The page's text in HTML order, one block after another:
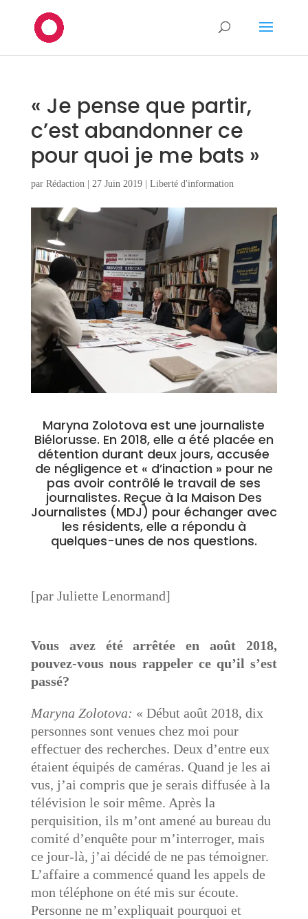
« Je pense que partir,
c’est abandonner ce
pour quoi je me bats »
par Rédaction| 27 Juin 2019| Liberté d'information
Maryna Zolotova est une journaliste
Biélorusse. En 2018, elle a été placée en
détention durant deux jours, accusée
de négligence et « d’inaction » pour ne
pas avoir contrôlé le travail de ses
journalistes. Reçue à la Maison Des
Journalistes (MDJ) pour échanger avec
les résidents, elle a répondu à
quelques-unes de nos questions.
[par Juliette Lenormand]
Vous avez été arrêtée en août 2018,
pouvez-vous nous rappeler ce qu’il s’est
passé?
Maryna Zolotova: « Début août 2018, dix
personnes sont venues chez moi pour
effectuer des recherches. Deux d’entre eux
étaient équipés de caméras. Quand je les ai
vus, j’ai compris que je serais diffusée à la
télévision le soir même. Après la
perquisition, ils m’ont amené au bureau du
comité d’enquête pour m’interroger, mais
ce jour-là, j’ai décidé de ne pas témoigner.
L’affaire a commencé quand les appels de
mon téléphone on été mis sur écoute.
Personne ne m’expliquait pourquoi et